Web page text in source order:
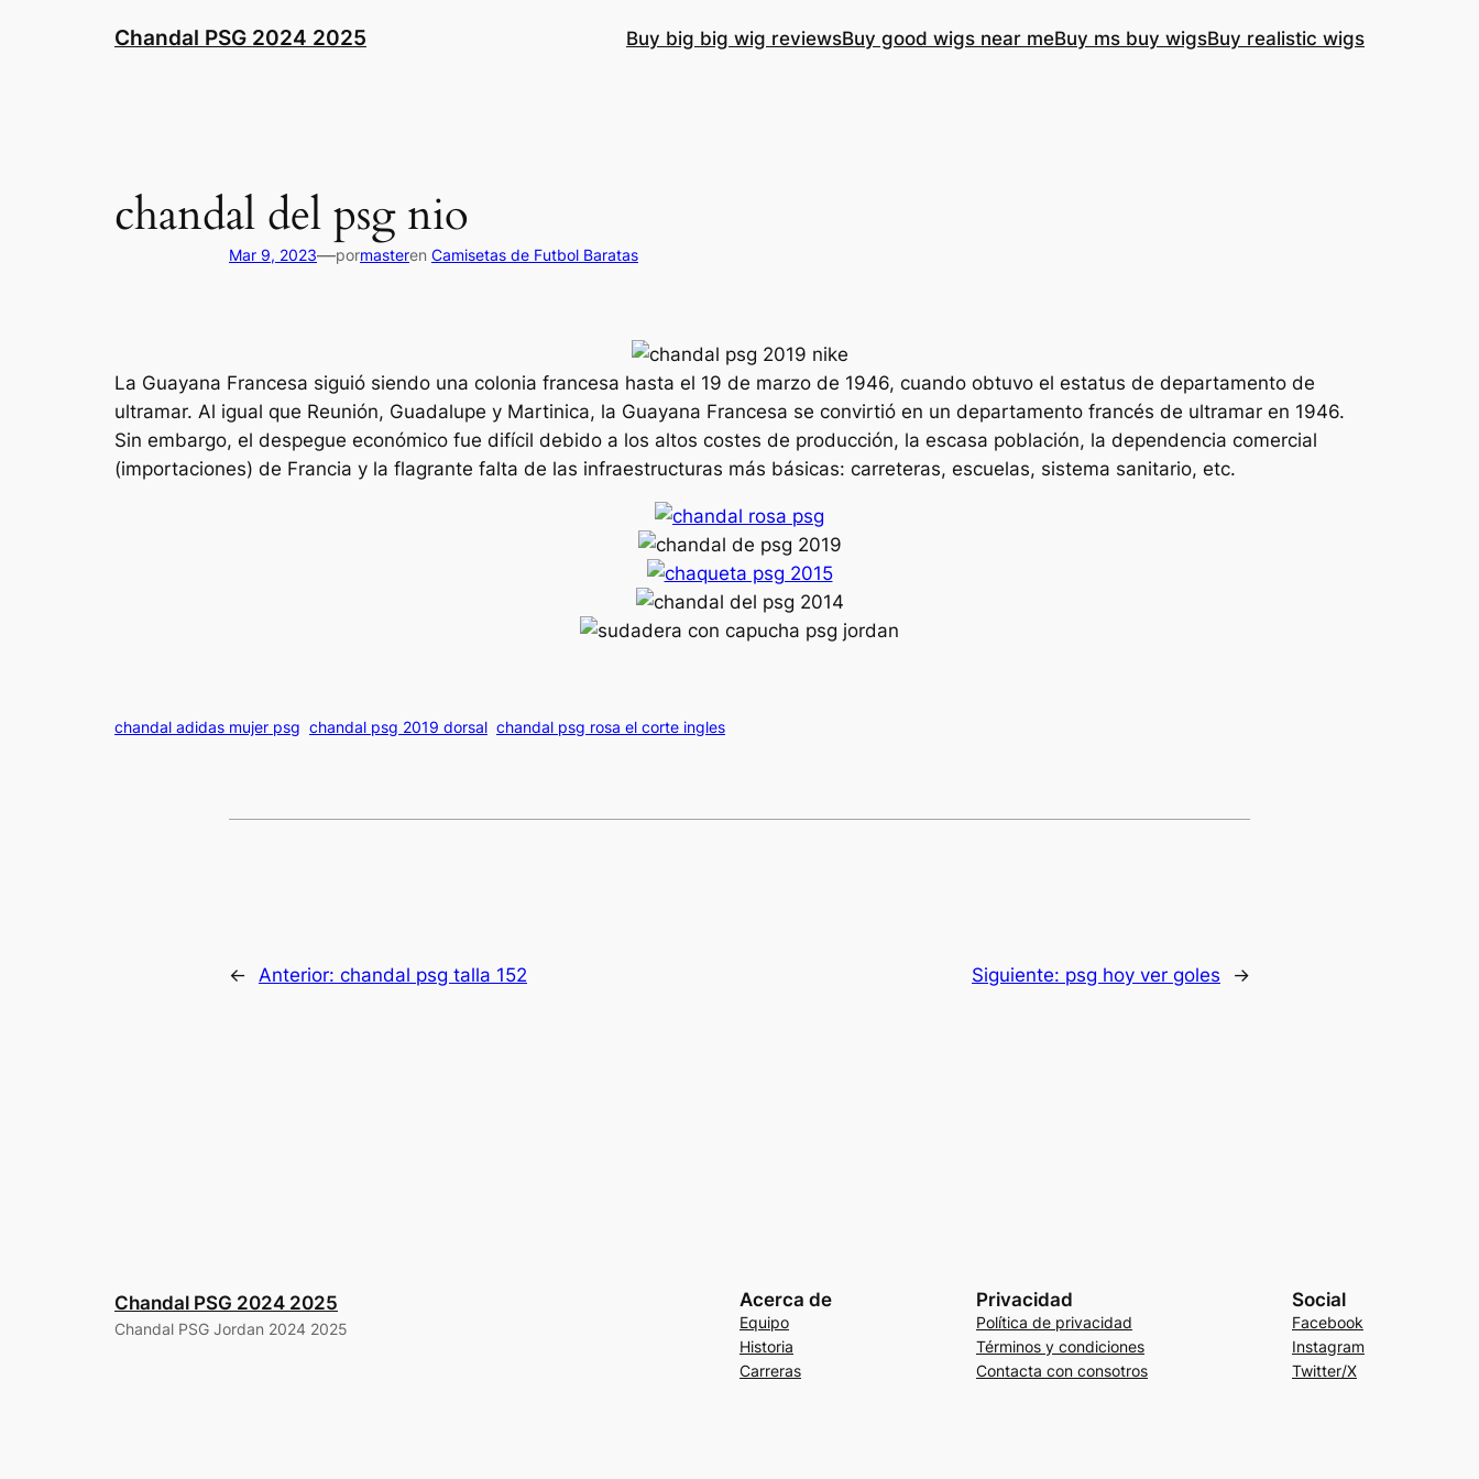
Chandal PSG 2024 2025 Buy big big wig reviewsBuy good wigs near meBuy ms buy wigsBuy realistic wigs
chandal del psg nio
Mar 9, 2023—pormasteren Camisetas de Futbol Baratas
La Guayana Francesa siguió siendo una colonia francesa hasta el 19 de marzo de 1946, cuando obtuvo el estatus de departamento de
ultramar. Al igual que Reunión, Guadalupe y Martinica, la Guayana Francesa se convirtió en un departamento francés de ultramar en 1946.
Sin embargo, el despegue económico fue difícil debido a los altos costes de producción, la escasa población, la dependencia comercial
(importaciones) de Francia y la flagrante falta de las infraestructuras más básicas: carreteras, escuelas, sistema sanitario, etc.
chandal adidas mujer psg chandal psg 2019 dorsal chandal psg rosa el corte ingles
← Anterior: chandal psg talla 152 Siguiente: psg hoy ver goles →
Chandal PSG 2024 2025
Chandal PSG Jordan 2024 2025
Acerca de
Equipo
Historia
Carreras
Privacidad
Política de privacidad
Términos y condiciones
Contacta con consotros
Social
Facebook
Instagram
Twitter/X